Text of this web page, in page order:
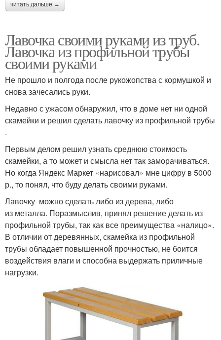
читать дальше →
Лавочка своими руками из труб.
Лавочка из профильной трубы
своими руками
Не прошло и полгода после рукожопства с кормушкой и
снова зачесались руки.
Недавно с ужасом обнаружил, что в доме нет ни одной
скамейки и решил сделать лавочку из профильной трубы
.
Первым делом решил узнать среднюю стоимость
скамейки, а то может и смысла нет так заморачиваться.
Но когда Яндекс Маркет «нарисовал» мне цифру в 5000
р., то понял, что буду делать своими руками.
Лавочку можно сделать либо из дерева, либо
из металла. Поразмыслив, принял решение делать из
профильной трубы, так как все преимущества «налицо».
В отличии от деревянных, скамейка из профильной
трубы обладает повышенной прочностью, не боится
воздействия влаги и способна выдержать приличные
нагрузки.